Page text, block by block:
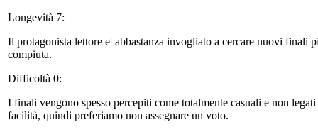
Longevità 7:
Il protagonista lettore e' abbastanza invogliato a cercare nuovi finali
compiuta.
Difficoltà 0:
I finali vengono spesso percepiti come totalmente casuali e non
facilità, quindi preferiamo non assegnare un voto.